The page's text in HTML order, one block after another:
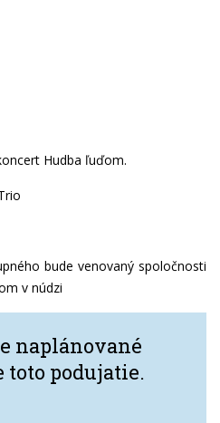
Hudba ľuďom.
bude venovaný spoločnosti
v núdzi
naplánované
toto podujatie.